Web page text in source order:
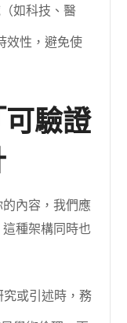
如科技、醫
效性，避免使
驗證
內容，我們應
種架構同時也
或引述時，務